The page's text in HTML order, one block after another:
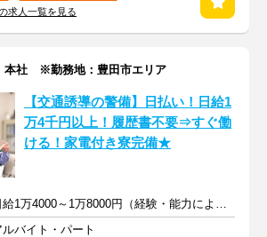
求人一覧を見る
本社 ※勤務地：豊田市エリア
【交通誘導の警備】日払い！日給1
万4千円以上！履歴書不要⇒すぐ働
ける！家電付き寮完備★
日給1万4000～1万8000円（経験・能力による）
ルバイト・パート